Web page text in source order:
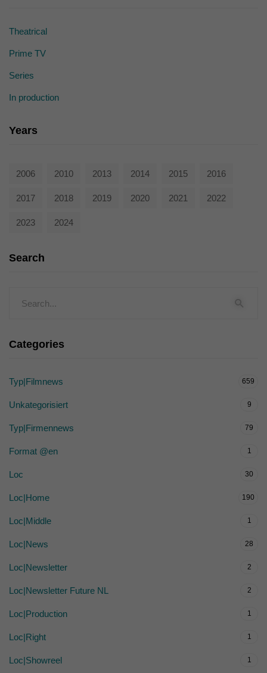
Theatrical
Prime TV
Series
In production
Years
2006 2010 2013 2014 2015 2016
2017 2018 2019 2020 2021 2022
2023 2024
Search
Categories
Typ|Filmnews 659
Unkategorisiert 9
Typ|Firmennews 79
Format @en 1
Loc 30
Loc|Home 190
Loc|Middle 1
Loc|News 28
Loc|Newsletter 2
Loc|Newsletter Future NL 2
Loc|Production 1
Loc|Right 1
Loc|Showreel 1